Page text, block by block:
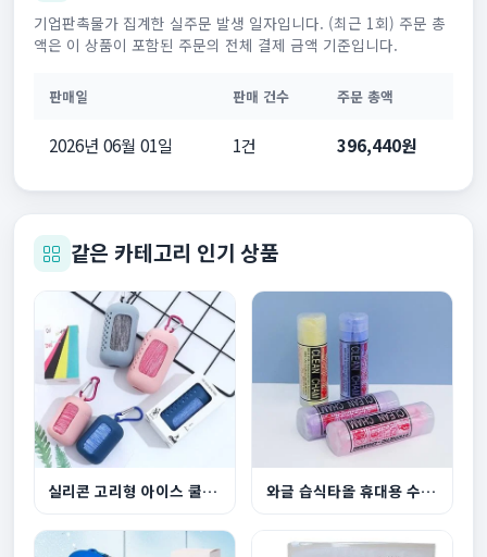
기업판촉물가 집계한 실주문 발생 일자입니다. (최근 1회) 주문 총
액은 이 상품이 포함된 주문의 전체 결제 금액 기준입니다.
판매일 판매 건수 주문 총액
2026년 06월 01일 1건 396,440원
같은 카테고리 인기 상품
실리콘 고리형 아이스 쿨타올 2Type 와글 습식타올 휴대용 수건 스포츠타올